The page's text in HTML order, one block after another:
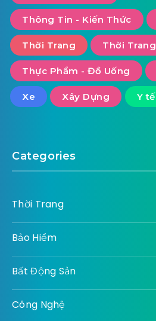
Thông Tin - Kiến Thức
Thời Trang Thời Trang
Thực Phẩm - Đồ Uống
Xe Xây Dựng Y tế
Categories
Thời Trang
Bảo Hiểm
Bất Động Sản
Công Nghệ